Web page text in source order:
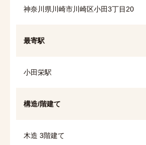
神奈川県川崎市川崎区小田3丁目20
最寄駅
小田栄駅
構造/階建て
木造 3階建て